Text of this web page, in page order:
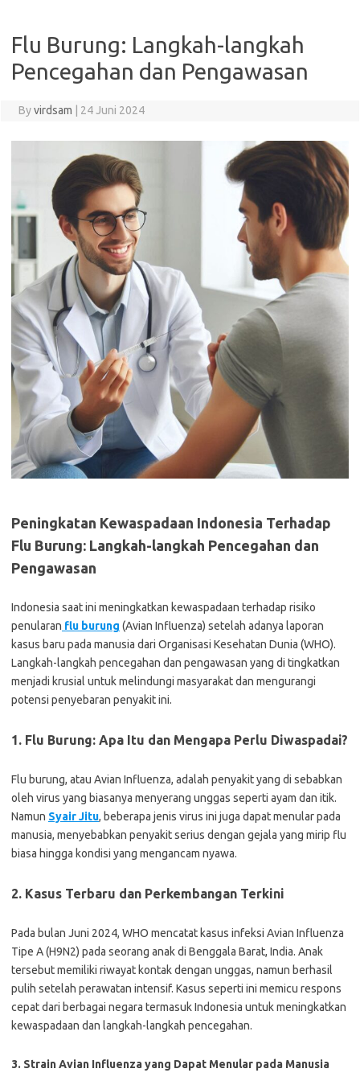
Flu Burung: Langkah-langkah
Pencegahan dan Pengawasan
Byvirdsam 24 Juni 2024
Peningkatan Kewaspadaan Indonesia Terhadap
Flu Burung: Langkah-langkah Pencegahan dan
Pengawasan
Indonesia saat ini meningkatkan kewaspadaan terhadap risiko
penularan flu burung (Avian Influenza) setelah adanya laporan
kasus baru pada manusia dari Organisasi Kesehatan Dunia (WHO).
Langkah-langkah pencegahan dan pengawasan yang di tingkatkan
menjadi krusial untuk melindungi masyarakat dan mengurangi
potensi penyebaran penyakit ini.
1. Flu Burung: Apa Itu dan Mengapa Perlu Diwaspadai?
Flu burung, atau Avian Influenza, adalah penyakit yang di sebabkan
oleh virus yang biasanya menyerang unggas seperti ayam dan itik.
Namun Syair Jitu, beberapa jenis virus ini juga dapat menular pada
manusia, menyebabkan penyakit serius dengan gejala yang mirip flu
biasa hingga kondisi yang mengancam nyawa.
2. Kasus Terbaru dan Perkembangan Terkini
Pada bulan Juni 2024, WHO mencatat kasus infeksi Avian Influenza
Tipe A (H9N2) pada seorang anak di Benggala Barat, India. Anak
tersebut memiliki riwayat kontak dengan unggas, namun berhasil
pulih setelah perawatan intensif. Kasus seperti ini memicu respons
cepat dari berbagai negara termasuk Indonesia untuk meningkatkan
kewaspadaan dan langkah-langkah pencegahan.
3. Strain Avian Influenza yang Dapat Menular pada Manusia